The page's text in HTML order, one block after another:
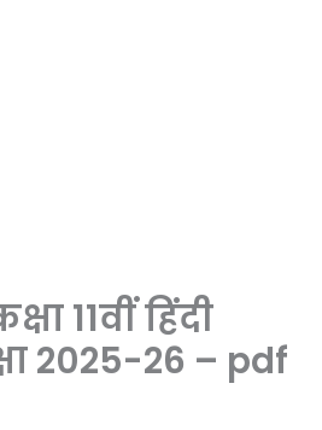
11वीं हिंदी
2025-26 – pdf